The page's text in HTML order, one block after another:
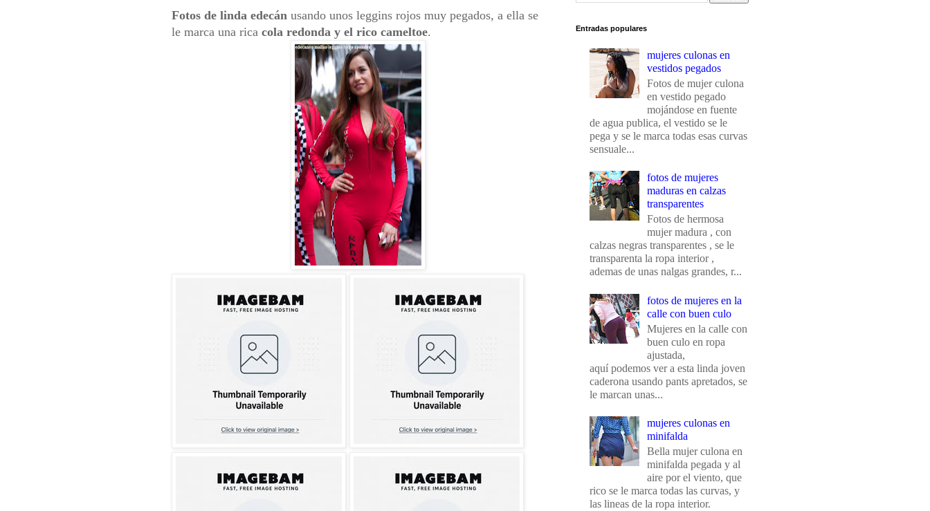
Fotos de linda edecán usando unos leggins rojos muy pegados, a ella se
le marca una rica cola redonda y el rico cameltoe. Entradas populares
mujeres culonas en
vestidos pegados
Fotos de mujer culona
en vestido pegado
mojándose en fuente
de agua publica, el vestido se le
pega y se le marca todas esas curvas
sensuale...
fotos de mujeres
maduras en calzas
transparentes
Fotos de hermosa
mujer madura , con
calzas negras transparentes , se le
transparenta la ropa interior ,
ademas de unas nalgas grandes, r...
fotos de mujeres en la
calle con buen culo
Mujeres en la calle con
buen culo en ropa
ajustada,
aquí podemos ver a esta linda joven
caderona usando pants apretados, se
le marcan unas...
mujeres culonas en
minifalda
Bella mujer culona en
minifalda pegada y al
aire por el viento, que
rico se le marca todas las curvas, y
las lineas de la ropa interior.